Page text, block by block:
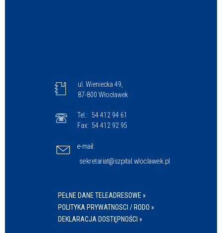
ul. Wieniecka 49,
87-800 Włocławek
Tel.: 54 412 94 61
Fax: 54 412 92 95
e-mail:
sekretariat@szpital.wloclawek.pl
PEŁNE DANE TELEADRESOWE »
POLITYKA PRYWATNOSCI / RODO »
DEKLARACJA DOSTĘPNOŚCI »